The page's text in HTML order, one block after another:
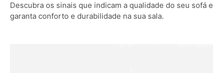
Descubra os sinais que indicam a qualidade do seu sofá e
garanta conforto e durabilidade na sua sala.